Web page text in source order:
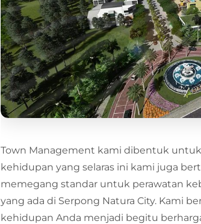
Town Management kami dibentuk
kehidupan yang selaras ini kami juga
memegang standar untuk perawatan
yang ada di Serpong Natura City. Kami
kehidupan Anda menjadi begitu